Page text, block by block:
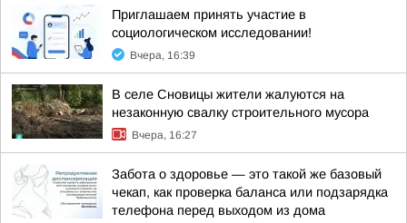
Приглашаем принять участие в
социологическом исследовании!
Вчера, 16:39
В селе Сновицы жители жалуются на
незаконную свалку строительного мусора
Вчера, 16:27
Забота о здоровье — это такой же базовый
чекап, как проверка баланса или подзарядка
телефона перед выходом из дома